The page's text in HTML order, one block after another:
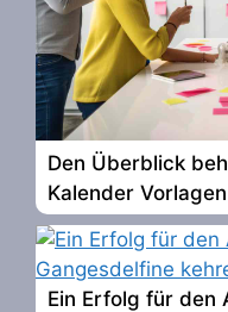
Den Überblick
Kalender
Ein Erfolg für den